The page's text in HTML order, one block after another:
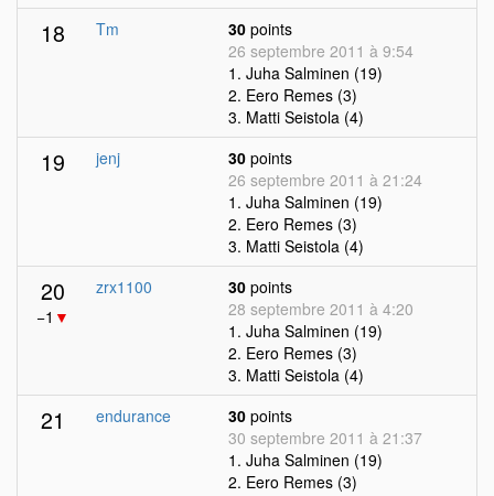
18 Tm 30 points
26 septembre 2011 à 9:54
1. Juha Salminen (19)
2. Eero Remes (3)
3. Matti Seistola (4)
19 jenj 30 points
26 septembre 2011 à 21:24
1. Juha Salminen (19)
2. Eero Remes (3)
3. Matti Seistola (4)
20
−1 ▼
zrx1100 30 points
28 septembre 2011 à 4:20
1. Juha Salminen (19)
2. Eero Remes (3)
3. Matti Seistola (4)
21 endurance 30 points
30 septembre 2011 à 21:37
1. Juha Salminen (19)
2. Eero Remes (3)